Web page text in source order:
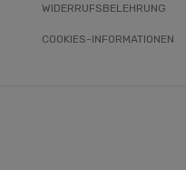
WIDERRUFSBELEHRUNG
COOKIES-INFORMATIONEN